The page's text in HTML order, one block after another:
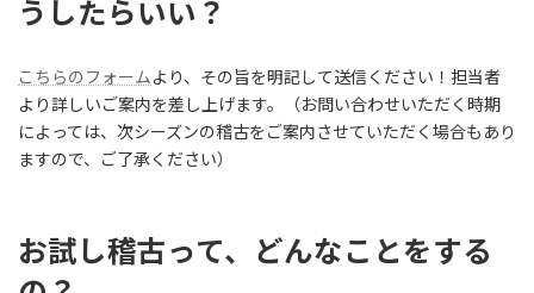
うしたらいい？
こちらのフォームより、その旨を明記して送信ください！担当者
より詳しいご案内を差し上げます。（お問い合わせいただく時期
によっては、次シーズンの稽古をご案内させていただく場合もあり
ますので、ご了承ください）
お試し稽古って、どんなことをする